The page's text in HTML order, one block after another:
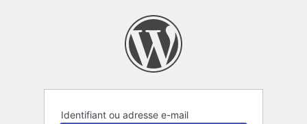
Identifiant ou adresse e-mail